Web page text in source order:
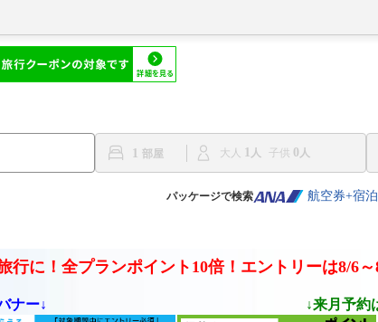
1 大人 1 子供 0
パッケージで検索 航空券+宿泊